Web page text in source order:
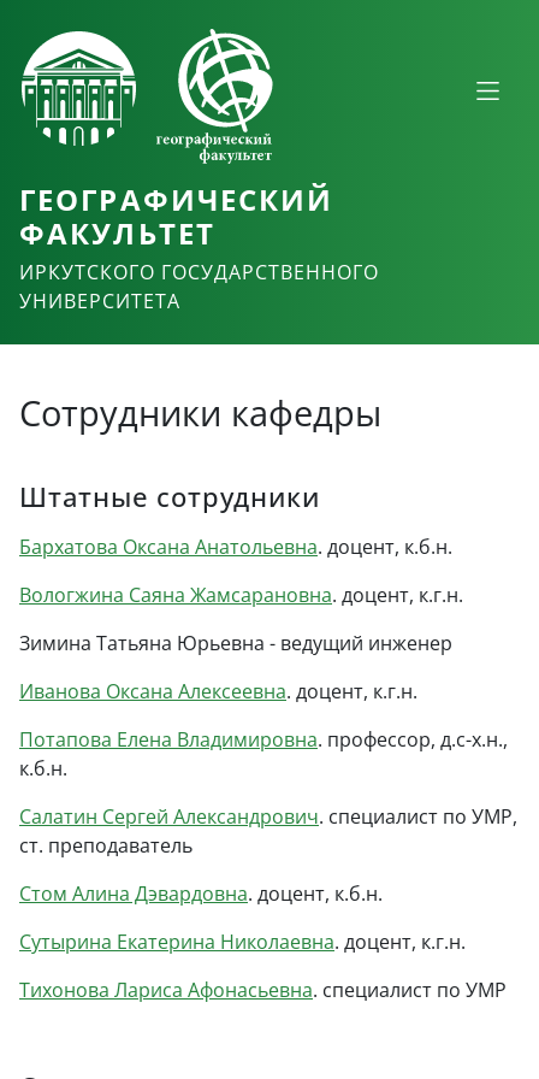
ГЕОГРАФИЧЕСКИЙ
ФАКУЛЬТЕТ
ИРКУТСКОГО ГОСУДАРСТВЕННОГО
УНИВЕРСИТЕТА
Сотрудники кафедры
Штатные сотрудники
Бархатова Оксана Анатольевна. доцент, к.б.н.
Вологжина Саяна Жамсарановна. доцент, к.г.н.
Зимина Татьяна Юрьевна - ведущий инженер
Иванова Оксана Алексеевна. доцент, к.г.н.
Потапова Елена Владимировна. профессор, д.с-х.н.,
к.б.н.
Салатин Сергей Александрович. специалист по УМР,
ст. преподаватель
Стом Алина Дэвардовна. доцент, к.б.н.
Сутырина Екатерина Николаевна. доцент, к.г.н.
Тихонова Лариса Афонасьевна. специалист по УМР